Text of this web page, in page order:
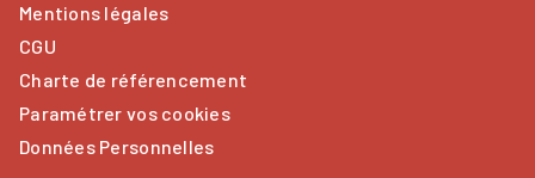
Mentions légales
CGU
Charte de référencement
Paramétrer vos cookies
Données Personnelles